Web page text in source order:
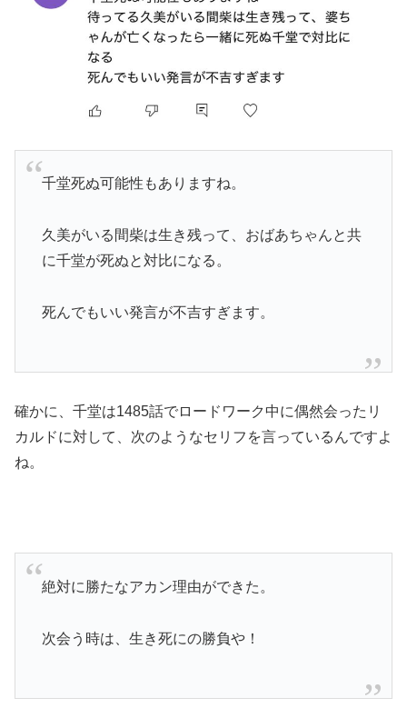
千堂死ぬ可能性もありますね。
久美がいる間柴は生き残って、おばあちゃんと共
に千堂が死ぬと対比になる。
死んでもいい発言が不吉すぎます。
確かに、千堂は1485話でロードワーク中に偶然会ったリ
カルドに対して、次のようなセリフを言っているんですよ
ね。
絶対に勝たなアカン理由ができた。
次会う時は、生き死にの勝負や！